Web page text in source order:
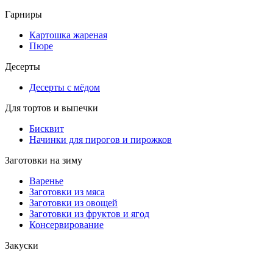
Гарниры
Картошка жареная
Пюре
Десерты
Десерты с мёдом
Для тортов и выпечки
Бисквит
Начинки для пирогов и пирожков
Заготовки на зиму
Варенье
Заготовки из мяса
Заготовки из овощей
Заготовки из фруктов и ягод
Консервирование
Закуски